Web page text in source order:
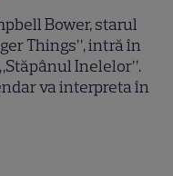
Bower, starul
Things”, intră în
Inelelor”.
va interpreta în